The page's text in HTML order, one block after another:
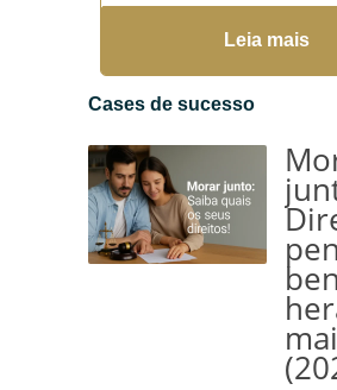
Brasil? Em um
as relações afetivas
cada...Leia mais →
Leia mais
Cases de sucesso